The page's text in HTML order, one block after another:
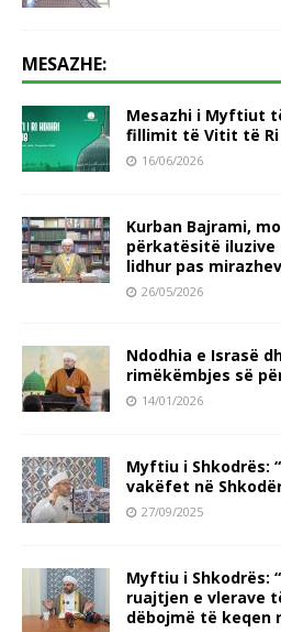
MESAZHE:
Mesazhi i Myftiut
fillimit të Vitit të Ri
16/06/2026
Kurban Bajrami,
përkatësitë iluzive
lidhur pas
26/05/2026
Ndodhia e Israsë
rimëkëmbjes së
14/01/2026
Myftiu i Shkodrës:
vakëfet në
27/09/2025
Myftiu i Shkodrës:
ruajtjen e vlerave
dëbojmë të keqen